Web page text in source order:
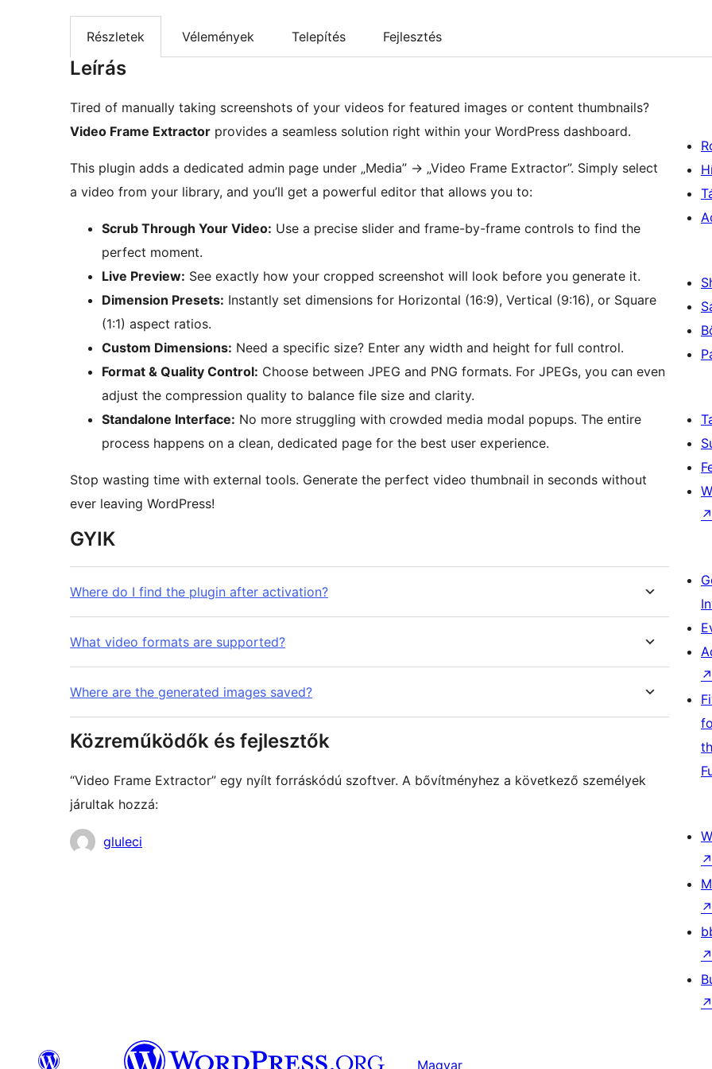
Részletek Vélemények Telepítés Fejlesztés
Leírás
Tired of manually taking screenshots of your videos for featured images or content thumbnails?
Video Frame Extractor provides a seamless solution right within your WordPress dashboard.
This plugin adds a dedicated admin page under „Media” -> „Video Frame Extractor”. Simply select
a video from your library, and you’ll get a powerful editor that allows you to:
Scrub Through Your Video: Use a precise slider and frame-by-frame controls to find the
perfect moment.
Live Preview: See exactly how your cropped screenshot will look before you generate it.
Dimension Presets: Instantly set dimensions for Horizontal (16:9), Vertical (9:16), or Square
(1:1) aspect ratios.
Custom Dimensions: Need a specific size? Enter any width and height for full control.
Format & Quality Control: Choose between JPEG and PNG formats. For JPEGs, you can even
adjust the compression quality to balance file size and clarity.
Standalone Interface: No more struggling with crowded media modal popups. The entire
process happens on a clean, dedicated page for the best user experience.
Stop wasting time with external tools. Generate the perfect video thumbnail in seconds without
ever leaving WordPress!
GYIK
Where do I find the plugin after activation?
What video formats are supported?
Where are the generated images saved?
Közreműködők és fejlesztők
“Video Frame Extractor” egy nyílt forráskódú szoftver. A bővítményhez a következő személyek
járultak hozzá:
Közreműködők
gluleci
↗
↗
↗
↗
↗
↗
Magyar